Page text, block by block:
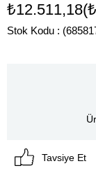
₺12.511,18
Stok Kodu
Tavsiye Et